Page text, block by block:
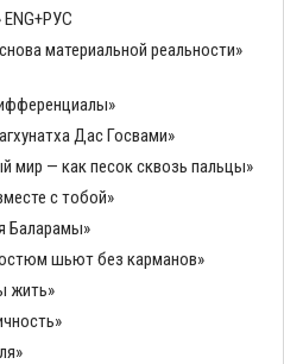
ENG+РУС
материальной реальности»
Дас Госвами»
мир — как песок сквозь пальцы»
с тобой»
Баларамы»
шьют без карманов»
жить»